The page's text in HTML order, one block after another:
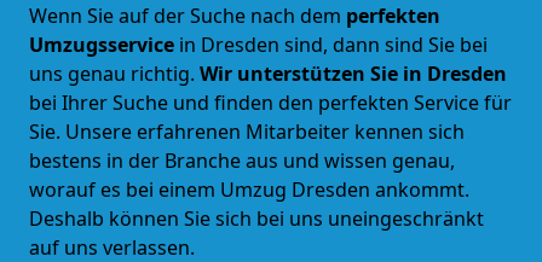
Wenn Sie auf der Suche nach dem perfekten
Umzugsservice in Dresden sind, dann sind Sie bei
uns genau richtig. Wir unterstützen Sie in Dresden
bei Ihrer Suche und finden den perfekten Service für
Sie. Unsere erfahrenen Mitarbeiter kennen sich
bestens in der Branche aus und wissen genau,
worauf es bei einem Umzug Dresden ankommt.
Deshalb können Sie sich bei uns uneingeschränkt
auf uns verlassen.